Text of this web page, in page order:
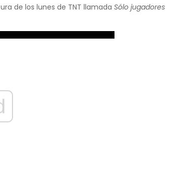
de los lunes de TNT llamada Sólo jugadores